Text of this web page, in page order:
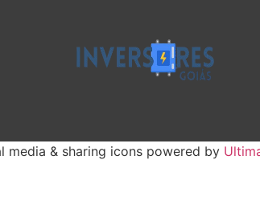
media & sharing icons powered by